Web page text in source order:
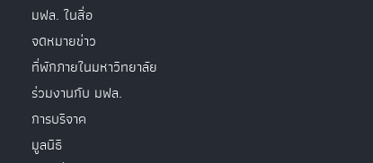
มฟล. ในสื่อ
จดหมายข่าว
ที่พักภายในมหาวิทยาลัย
ร่วมงานกับ มฟล.
การบริจาค
มูลนิธิ